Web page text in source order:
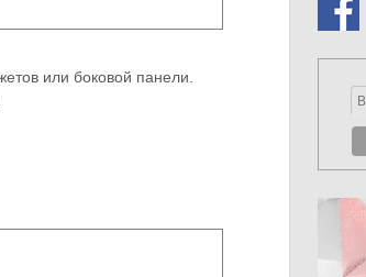
или боковой панели.